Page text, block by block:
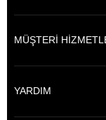
MÜŞTERİ
YARDIM